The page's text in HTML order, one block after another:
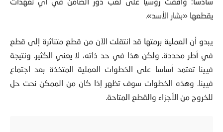
يقطعها «بشار الأسد».
في أطر محددة. ولكن هذا في حد ذاته، لا يعني الكثير. ونتيجة
فيينا تعتمد أساسا على الخطوات العملية المتخذة بعد اجتماع
فيينا. وهذه الخطوات سوف تظهر إذا كان من الممكن نحت حل
للخروج من الأجزاء والقطع المتاحة.